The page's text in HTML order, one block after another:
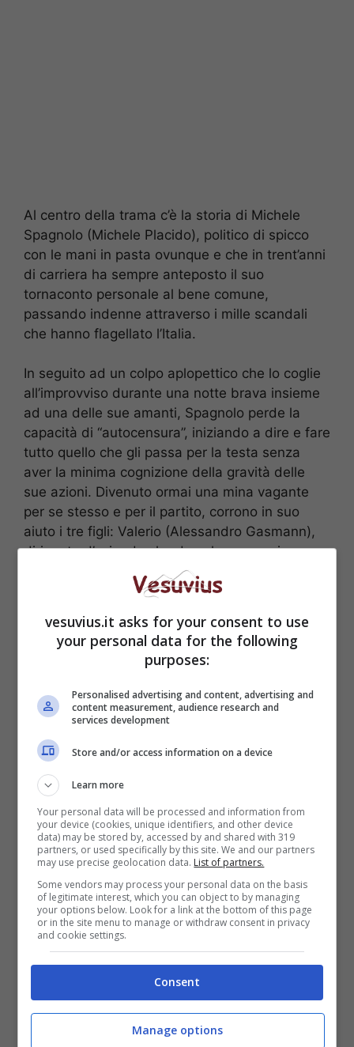
Al centro della trama c’è la storia di Michele
Spagnolo (Michele Placido), politico di spicco
con le mani in pasta ovunque e che in trent’anni
di carriera ha sempre anteposto il suo
tornaconto personale al bene comune,
passando indenne attraverso i mille scandali
che hanno flagellato l’Italia.
In seguito ad un colpo aplopettico che lo coglie
all’improvviso durante una notte brava insieme
ad una delle sue amanti, Spagnolo perde la
capacità di “autocensura”, iniziando a dire e fare
tutto quello che gli passa per la testa senza
aver la minima cognizione della gravità delle
sue azioni. Divenuto ormai una mina vagante
per se stesso e per il partito, corrono in suo
aiuto i tre figli: Valerio (Alessandro Gasmann),
dirigente d’azienda che deve la sua carriera
solo al padre, Susanna (Ambra Angiolini),
attrice di fiction senza alcun talento e
un piccolo ospedale.
Il film, prodotto da Fulvio e Federica Lucisano
per Italian International Film in collaborazione
con Rai Cinema, è uscito nelle sale giovedì 25
ottobre. Domani, 27 ottobre, il regista
Raoul Bova, Rocco Papaleo ed
Edoardo Leo, saranno a Napoli per salutare il
pubblico che assisterà alle proiezioni di Viva
l’Italia nei cinemaThe Space Napoli
vesuvius.it asks for your consent to use
your personal data for the following
purposes:
Personalised advertising and content, advertising and
content measurement, audience research and
services development
Store and/or access information on a device
Learn more
Your personal data will be processed and information from
your device (cookies, unique identifiers, and other device
data) may be stored by, accessed by and shared with 319
partners, or used specifically by this site. We and our partners
may use precise geolocation data. List of partners.
Some vendors may process your personal data on the basis
of legitimate interest, which you can object to by managing
your options below. Look for a link at the bottom of this page
or in the site menu to manage or withdraw consent in privacy
and cookie settings.
Consent
Manage options